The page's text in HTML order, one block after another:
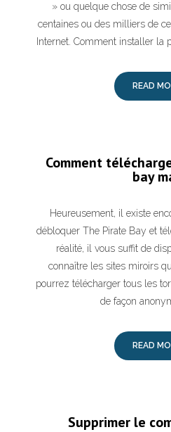
» ou quelque chose de
centaines ou des milliers de
Internet. Comment installer la
READ
Comment
bay
Heureusement, il existe
débloquer The Pirate Bay et
réalité, il vous suffit de
connaître les sites miroirs
pourrez télécharger tous les
de façon
READ
Supprimer le